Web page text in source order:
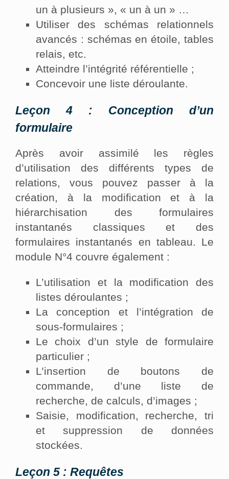
un à plusieurs », « un à un » …
Utiliser des schémas relationnels
avancés : schémas en étoile, tables
relais, etc.
Atteindre l’intégrité référentielle ;
Concevoir une liste déroulante.
Leçon 4 : Conception d’un
formulaire
Après avoir assimilé les règles
d’utilisation des différents types de
relations, vous pouvez passer à la
création, à la modification et à la
hiérarchisation des formulaires
instantanés classiques et des
formulaires instantanés en tableau. Le
module N°4 couvre également :
L’utilisation et la modification des
listes déroulantes ;
La conception et l’intégration de
sous-formulaires ;
Le choix d’un style de formulaire
particulier ;
L’insertion de boutons de
commande, d’une liste de
recherche, de calculs, d’images ;
Saisie, modification, recherche, tri
et suppression de données
stockées.
Leçon 5 : Requêtes